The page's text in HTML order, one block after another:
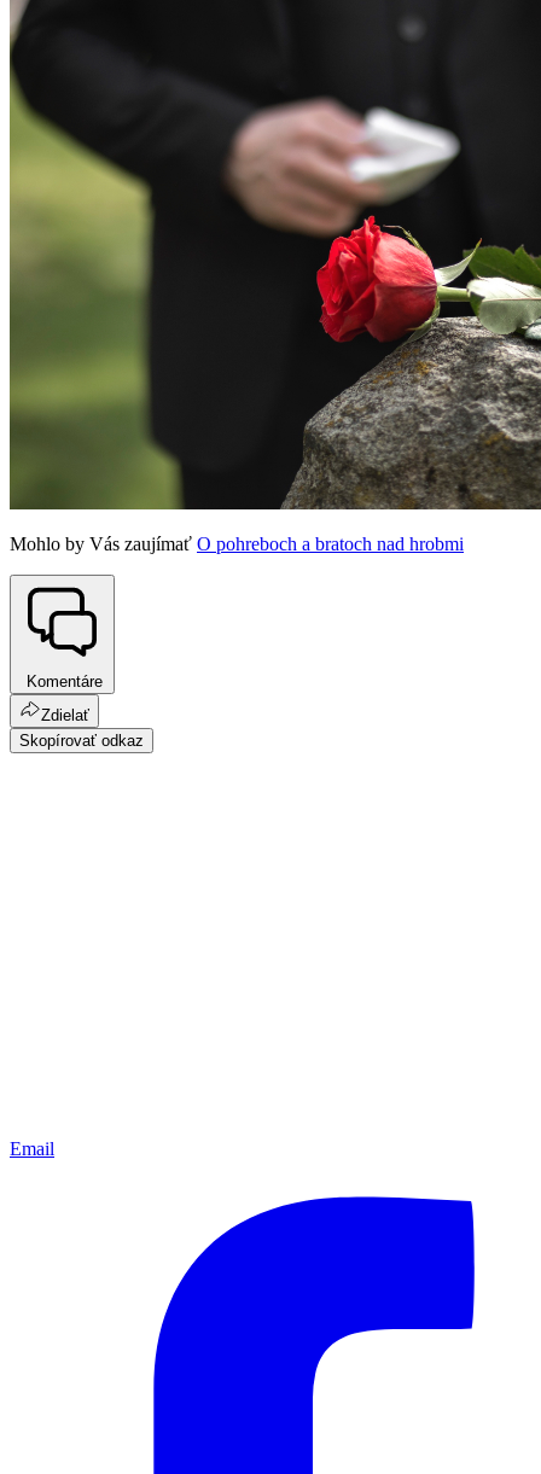
Mohlo by Vás zaujímať O pohreboch a bratoch nad hrobmi
Komentáre
Zdielať
Skopírovať odkaz
Email